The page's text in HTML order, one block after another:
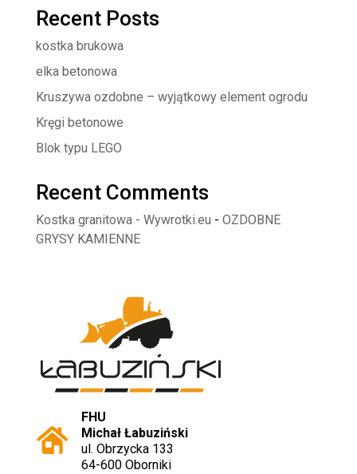
Recent Posts
kostka brukowa
elka betonowa
Kruszywa ozdobne – wyjątkowy element ogrodu
Kręgi betonowe
Blok typu LEGO
Recent Comments
Kostka granitowa - Wywrotki.eu - OZDOBNE
GRYSY KAMIENNE
FHU
Michał Łabuziński
ul. Obrzycka 133
64-600 Oborniki